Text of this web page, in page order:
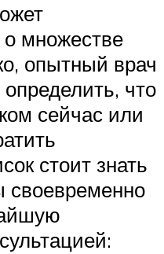
о множестве
опытный врач
что
сейчас или
стоит знать
своевременно